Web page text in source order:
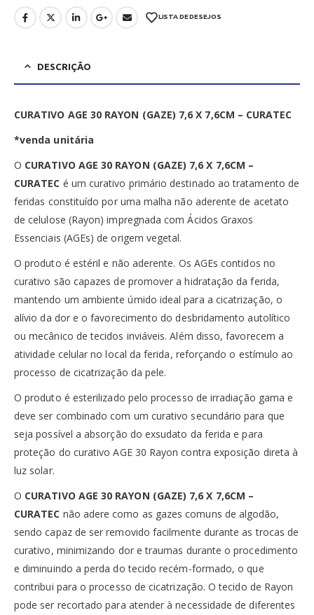
LISTA DE DESEJOS
DESCRIÇÃO
CURATIVO AGE 30 RAYON (GAZE) 7,6 X 7,6CM – CURATEC
*venda unitária
O CURATIVO AGE 30 RAYON (GAZE) 7,6 X 7,6CM –
CURATEC é um curativo primário destinado ao tratamento de
feridas constituído por uma malha não aderente de acetato
de celulose (Rayon) impregnada com Ácidos Graxos
Essenciais (AGEs) de origem vegetal.
O produto é estéril e não aderente. Os AGEs contidos no
curativo são capazes de promover a hidratação da ferida,
mantendo um ambiente úmido ideal para a cicatrização, o
alívio da dor e o favorecimento do desbridamento autolítico
ou mecânico de tecidos inviáveis. Além disso, favorecem a
atividade celular no local da ferida, reforçando o estímulo ao
processo de cicatrização da pele.
O produto é esterilizado pelo processo de irradiação gama e
deve ser combinado com um curativo secundário para que
seja possível a absorção do exsudato da ferida e para
proteção do curativo AGE 30 Rayon contra exposição direta à
luz solar.
O CURATIVO AGE 30 RAYON (GAZE) 7,6 X 7,6CM –
CURATEC não adere como as gazes comuns de algodão,
sendo capaz de ser removido facilmente durante as trocas de
curativo, minimizando dor e traumas durante o procedimento
e diminuindo a perda do tecido recém-formado, o que
contribui para o processo de cicatrização. O tecido de Rayon
pode ser recortado para atender à necessidade de diferentes